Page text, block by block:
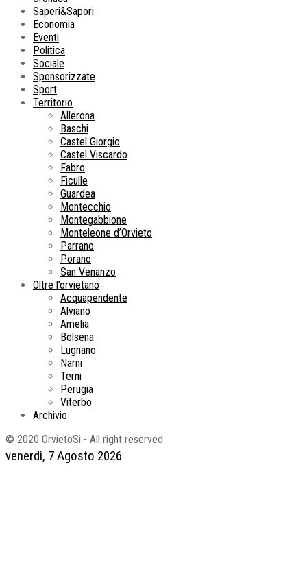
venerdì, 7 Agosto 2026
Saperi&Sapori
Economia
Eventi
Politica
Sociale
Sponsorizzate
Sport
Territorio
Allerona
Baschi
Castel Giorgio
Castel Viscardo
Fabro
Ficulle
Guardea
Montecchio
Montegabbione
Monteleone d’Orvieto
Parrano
Porano
San Venanzo
Oltre l’orvietano
Acquapendente
Alviano
Amelia
Bolsena
Lugnano
Narni
Terni
Perugia
Viterbo
Archivio
© 2020 OrvietoSi - All right reserved